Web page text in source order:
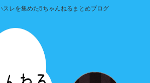
スレを集めた5ちゃんねるまとめブログ